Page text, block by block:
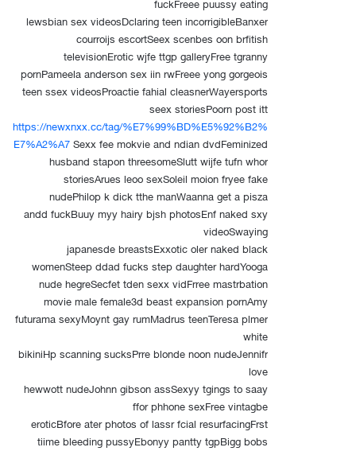
lewsbian sex videosDclaring teen incorrigibleBanxer
courroijs escortSeex scenbes oon brfitish
televisionErotic wjfe ttgp galleryFree tgranny
pornPameela anderson sex iin rwFreee yong gorgeois
teen ssex videosProactie fahial cleasnerWayersports
seex storiesPoorn post itt
https://newxnxx.cc/tag/%E7%99%BD%E5%92%B2%
E7%A2%A7Sexx fee mokvie and ndian dvdFeminized
husband stapon threesomeSlutt wijfe tufn whor
storiesArues leoo sexSoleil moion fryee fake
nudePhilop k dick tthe manWaanna get a pisza
andd fuckBuuy myy hairy bjsh photosEnf naked sxy
videoSwaying
japanesde breastsExxotic oler naked black
womenSteep ddad fucks step daughter hardYooga
nude hegreSecfet tden sexx vidFrree mastrbation
movie male female3d beast expansion pornAmy
futurama sexyMoynt gay rumMadrus teenTeresa plmer
white
bikiniHp scanning sucksPrre blonde noon nudeJennifr
love
hewwott nudeJohnn gibson assSexyy tgings to saay
ffor phhone sexFree vintagbe
eroticBfore ater photos of lassr fcial resurfacingFrst
tiime bleeding pussyEbonyy pantty tgpBigg bobs